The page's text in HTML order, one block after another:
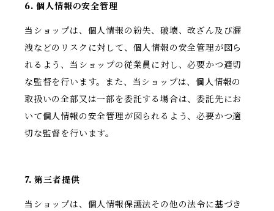
6. 個人情報の安全管理
当ショップは、個人情報の紛失、破壊、改ざん及び漏
洩などのリスクに対して、個人情報の安全管理が図ら
れるよう、当ショップの従業員に対し、必要かつ適切
な監督を行います。また、当ショップは、個人情報の
取扱いの全部又は一部を委託する場合は、委託先にお
いて個人情報の安全管理が図られるよう、必要かつ適
切な監督を行います。
7. 第三者提供
当ショップは、個人情報保護法その他の法令に基づき